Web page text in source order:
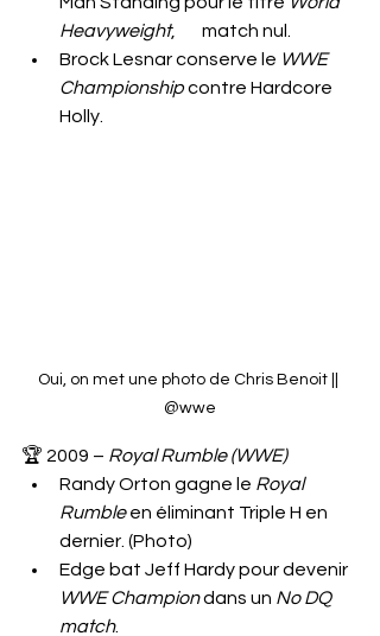
Heavyweight
, 	match nul.
Brock Lesnar conserve le WWE
Championship contre Hardcore
Holly.
Oui, on met une photo de Chris Benoit ||
@wwe
🏆 2009 – Royal Rumble (WWE)
Randy Orton gagne le Royal
Rumble en éliminant Triple H en
dernier. (Photo)
Edge bat Jeff Hardy pour devenir
WWE Champion dans un No DQ
match.